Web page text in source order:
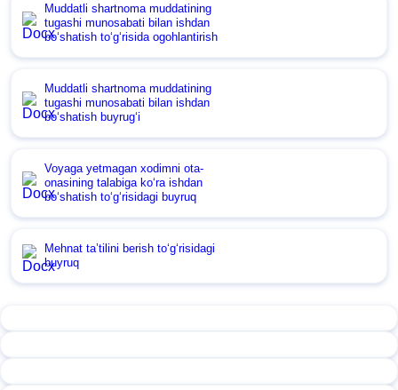
Muddatli shartnoma muddatining
tugashi munosabati bilan ishdan
boʻshatish toʻgʻrisida ogohlantirish
Muddatli shartnoma muddatining
tugashi munosabati bilan ishdan
boʻshatish buyrugʻi
Voyaga yetmagan хodimni ota-
onasining talabiga koʻra ishdan
boʻshatish toʻgʻrisidagi buyruq
Mehnat ta’tilini berish toʻgʻrisidagi
buyruq